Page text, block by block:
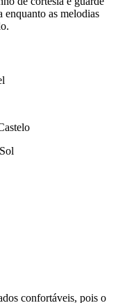
enquanto as melodias
confortáveis, pois o